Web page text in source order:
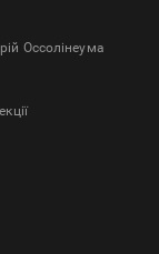
Оссолінеума